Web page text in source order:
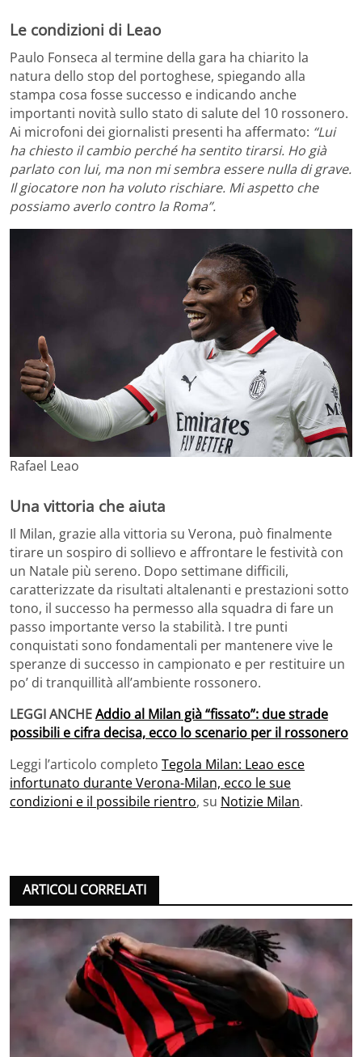
Le condizioni di Leao
Paulo Fonseca al termine della gara ha chiarito la
natura dello stop del portoghese, spiegando alla
stampa cosa fosse successo e indicando anche
importanti novità sullo stato di salute del 10 rossonero.
Ai microfoni dei giornalisti presenti ha affermato: “Lui
ha chiesto il cambio perché ha sentito tirarsi. Ho già
parlato con lui, ma non mi sembra essere nulla di grave.
Il giocatore non ha voluto rischiare. Mi aspetto che
possiamo averlo contro la Roma”.
Rafael Leao
Una vittoria che aiuta
Il Milan, grazie alla vittoria su Verona, può finalmente
tirare un sospiro di sollievo e affrontare le festività con
un Natale più sereno. Dopo settimane difficili,
caratterizzate da risultati altalenanti e prestazioni sotto
tono, il successo ha permesso alla squadra di fare un
passo importante verso la stabilità. I tre punti
conquistati sono fondamentali per mantenere vive le
speranze di successo in campionato e per restituire un
po’ di tranquillità all’ambiente rossonero.
LEGGI ANCHEAddio al Milan già “fissato”: due strade
possibili e cifra decisa, ecco lo scenario per il rossonero
Leggi l’articolo completo Tegola Milan: Leao esce
infortunato durante Verona-Milan, ecco le sue
condizioni e il possibile rientro, su Notizie Milan.
ARTICOLI CORRELATI